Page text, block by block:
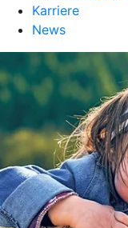
Karriere
News